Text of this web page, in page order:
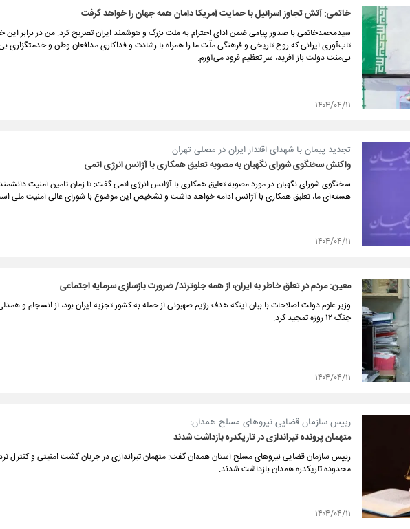
خاتمی: آتش تجاوز اسرائیل با حمایت آمریکا دامان همه جهان را خواهد گرفت
سیدمحمدخاتمی با صدور پیامی ضمن ادای احترام به ملت بزرگ و هوشمند ایران تصریح کرد: من در برابر این
تاب‌آوری ایرانی که روح تاریخی و فرهنگی ملّت ما را همراه با رشادت و فداکاری مدافعان وطن و خدمتگزاری
بی‌منت دولت باز آفرید، سر تعظیم فرود می‌آورم.
۱۴۰۴/۰۴/۱۱
تجدید پیمان با شهدای اقتدار ایران در مصلی تهران
واکنش سخنگوی شورای نگهبان به مصوبه تعلیق همکاری با آژانس انرژی اتمی
سخنگوی شورای نگهبان در مورد مصوبه تعلیق همکاری با آژانس انرژی اتمی گفت: تا زمان تامین امنیت
هسته‌ای ما، تعلیق همکاری با آژانس ادامه خواهد داشت و تشخیص این موضوع با شورای عالی امنیت ملی
۱۴۰۴/۰۴/۱۱
معین: مردم در تعلق خاطر به ایران، از همه جلوترند/ ضرورت بازسازی سرمایه اجتماعی
وزیر علوم دولت اصلاحات با بیان اینکه هدف رژیم صهیونی از حمله به کشور تجزیه ایران بود، از انسجام و
جنگ ۱۲ روزه تمجید کرد.
۱۴۰۴/۰۴/۱۱
رییس سازمان قضایی نیروهای مسلح همدان:
متهمان پرونده تیراندازی در تاریکدره بازداشت شدند
رییس سازمان قضایی نیروهای مسلح استان همدان گفت: متهمان تیراندازی در جریان گشت امنیتی و کنترل
محدوده تاریکدره همدان بازداشت شدند.
۱۴۰۴/۰۴/۱۱